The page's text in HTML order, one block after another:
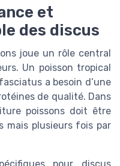
et
des discus
joue un rôle central
Un poisson tropical
a besoin d’une
de qualité. Dans
poissons doit être
mais plusieurs fois par